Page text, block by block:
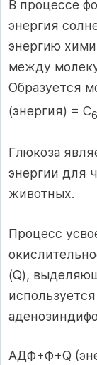
В процессе
энергия
энергию
между
Образуется
(энергия) = C6
Глюкоза
энергии для
животных.
Процесс
(Q),
АДФ+Ф+Q